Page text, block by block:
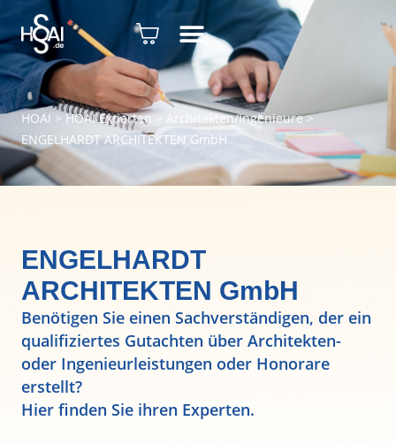
HOAI > HOAI Experten> Architekten/Ingenieure>
ENGELHARDT ARCHITEKTEN GmbH
ENGELHARDT
ARCHITEKTEN GmbH
Benötigen Sie einen Sachverständigen, der ein
qualifiziertes Gutachten über Architekten-
oder Ingenieurleistungen oder Honorare
erstellt?
Hier finden Sie ihren Experten.